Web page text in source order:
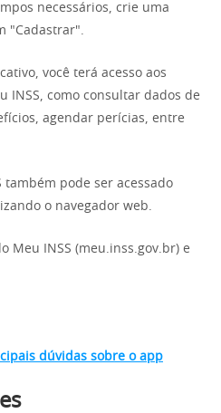
necessários, crie uma
"Cadastrar".
você terá acesso aos
INSS, como consultar dados de
agendar perícias, entre
também pode ser acessado
o navegador web.
Meu INSS (meu.inss.gov.br) e
dúvidas sobre o app